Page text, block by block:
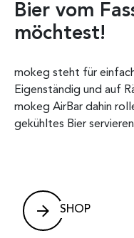
viel
Bier vom
möchtest!
mokeg steht für
Eigenständig und auf
mokeg AirBar dahin
gekühltes Bier
SHOP